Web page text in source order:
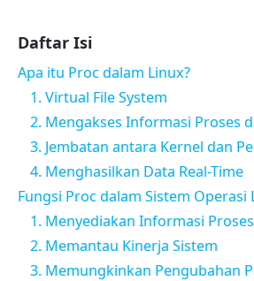
Daftar Isi
Apa itu Proc dalam Linux?
1. Virtual File System
2. Mengakses Informasi Proses
3. Jembatan antara Kernel dan
4. Menghasilkan Data Real-Time
Fungsi Proc dalam Sistem Operasi
1. Menyediakan Informasi Proses
2. Memantau Kinerja Sistem
3. Memungkinkan Pengubahan